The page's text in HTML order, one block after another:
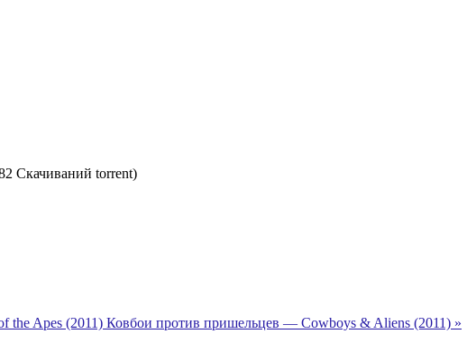
Скачиваний torrent)
the Apes (2011) Ковбои против пришельцев — Cowboys & Aliens (2011) »